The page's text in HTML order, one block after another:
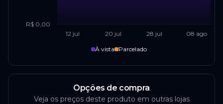
12 jul 20 jul 28 jul 08 ago
R$ 0,00
À vista Parcelado
Opções de compra
Veja os preços deste produto em outras lojas